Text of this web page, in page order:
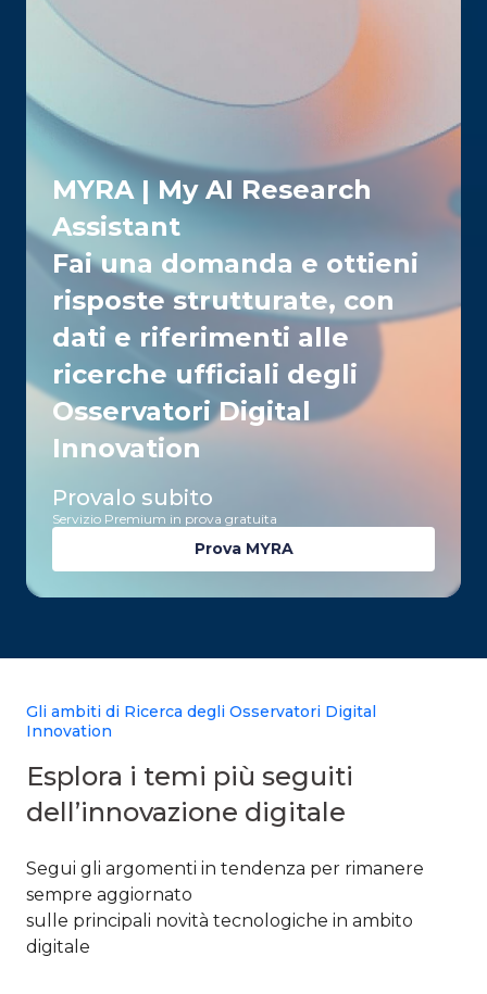
MYRA | My AI Research
Assistant
Fai una domanda e ottieni
risposte strutturate, con
dati e riferimenti alle
ricerche ufficiali degli
Osservatori Digital
Innovation
Provalo subito
Servizio Premium in prova gratuita
Prova MYRA
Gli ambiti di Ricerca degli Osservatori Digital
Innovation
Esplora i temi più seguiti
dell’innovazione digitale
Segui gli argomenti in tendenza per rimanere
sempre aggiornato ​
sulle principali novità tecnologiche in ambito
digitale​